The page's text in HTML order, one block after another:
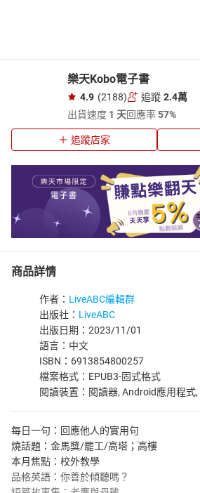
樂天Kobo電子書
4.9 (2188) 追蹤 2.4萬
出貨速度 1 天回應率57%
追蹤店家
商品詳情
作者： LiveABC編輯群
出版社： LiveABC
出版日期：2023/11/01
語言：中文
ISBN：6913854800257
檔案格式：EPUB3-固式格式
閱讀裝置：閱讀器, Android應用程式,
每日一句：回應他人的實用句
燒話題：金馬獎/罷工/高塔；高樓
本月焦點：校外教學
品格英語：你善於傾聽嗎？